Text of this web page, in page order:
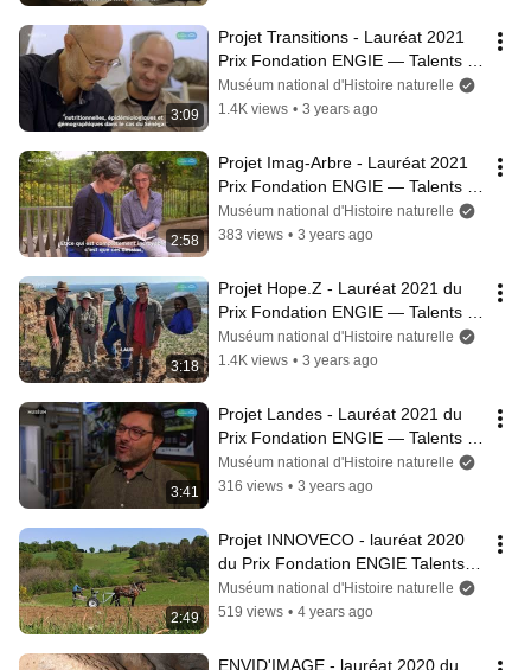
3:09
Projet Transitions - Lauréat 2021
Prix Fondation ENGIE — Talents
de la recherche au Musée de
l'Homme
Muséum national d'Histoire naturelle
1.4K views • 3 years ago
2:58
Projet Imag-Arbre - Lauréat 2021
Prix Fondation ENGIE — Talents
de la recherche au Musée de
l'Homme
Muséum national d'Histoire naturelle
383 views • 3 years ago
3:18
Projet Hope.Z - Lauréat 2021 du
Prix Fondation ENGIE — Talents
de la recherche au Musée de
l'Homme
Muséum national d'Histoire naturelle
1.4K views • 3 years ago
3:41
Projet Landes - Lauréat 2021 du
Prix Fondation ENGIE — Talents
de la recherche au Musée de
l'Homme
Muséum national d'Histoire naturelle
316 views • 3 years ago
2:49
Projet INNOVECO - lauréat 2020
du Prix Fondation ENGIE Talents
de la recherche au Musée de
l’Homme
Muséum national d'Histoire naturelle
519 views • 4 years ago
ENVID'IMAGE - lauréat 2020 du